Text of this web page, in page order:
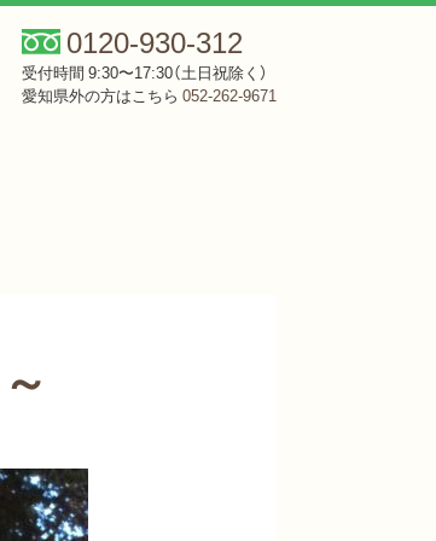
0120-930-312
受付時間 9:30〜17:30（土日祝除く）
愛知県外の方はこちら 052-262-9671